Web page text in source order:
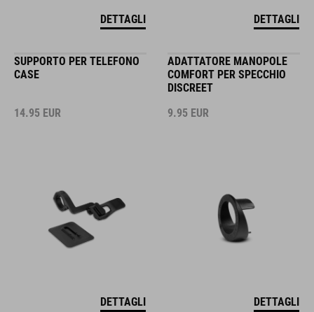
DETTAGLI DETTAGLI
SUPPORTO PER TELEFONO
CASE
14.95 EUR
DETTAGLI
ADATTATORE MANOPOLE
COMFORT PER SPECCHIO
DISCREET
9.95 EUR
DETTAGLI